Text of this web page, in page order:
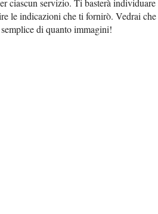
ciascun servizio. Ti basterà individuare
le indicazioni che ti fornirò. Vedrai che
di quanto immagini!